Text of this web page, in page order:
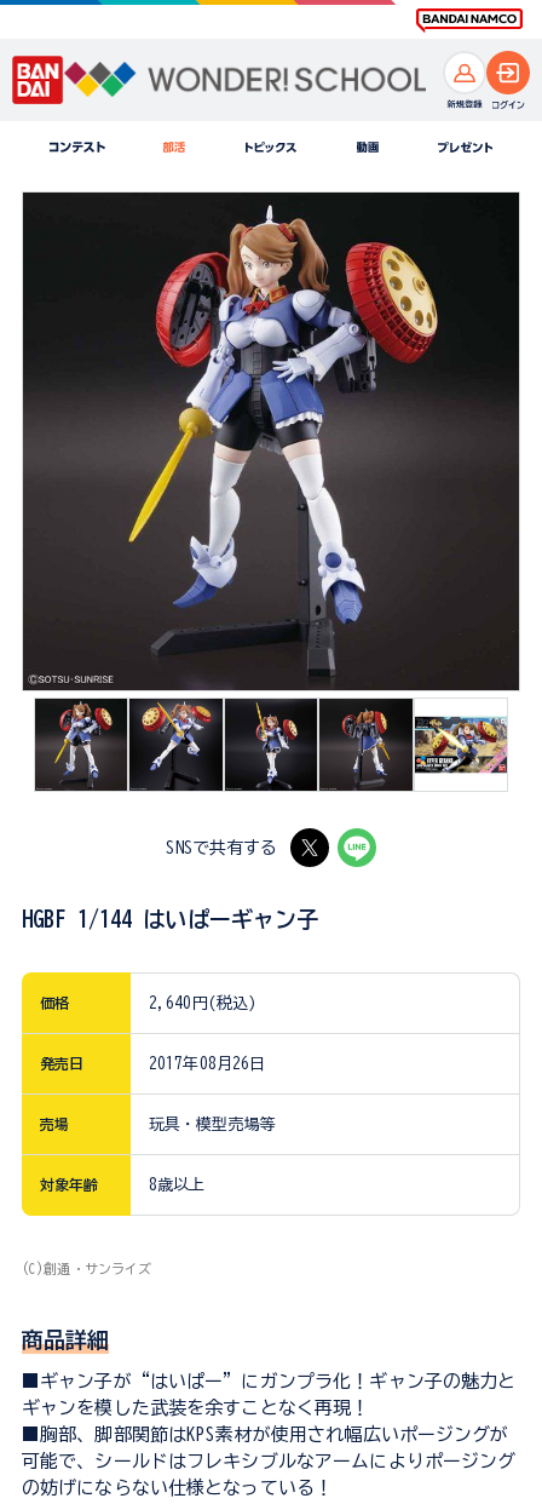
SNSで共有する
HGBF 1/144 はいぱーギャン子
価格 2,640円(税込)
発売日 2017年08月26日
売場 玩具・模型売場等
対象年齢 8歳以上
(C)創通・サンライズ
商品詳細
■ギャン子が“はいぱー”にガンプラ化！ギャン子の魅力と
ギャンを模した武装を余すことなく再現！
■胸部、脚部関節はKPS素材が使用され幅広いポージングが
可能で、シールドはフレキシブルなアームによりポージング
の妨げにならない仕様となっている！